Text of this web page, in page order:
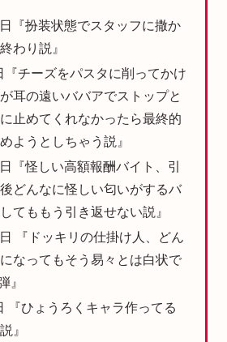
『扮装状態でスタッフに撒か
わり説』
『チーズをパスタに削ってかけ
耳の遠いババアでストップと
止めてくれなかったら最終的
ようとしちゃう説』
『怪しい高額報酬バイト、引
どんなに怪しい匂いがするバ
てももう引き返せない説』
『ドッキリの仕掛け人、どん
なってもそう易々とは白状で
』
『ひょうろくキャラ作ってる
』